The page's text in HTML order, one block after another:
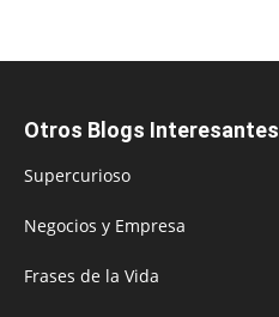
Otros Blogs Interesantes
Supercurioso
Negocios y Empresa
Frases de la Vida